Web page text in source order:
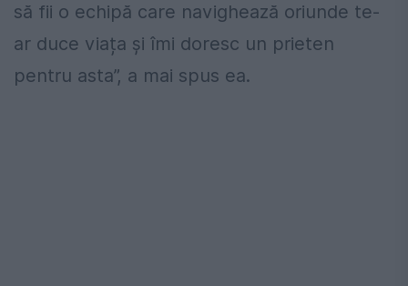
să fii o echipă care navighează oriunde te-
ar duce viața și îmi doresc un prieten
pentru asta”, a mai spus ea.